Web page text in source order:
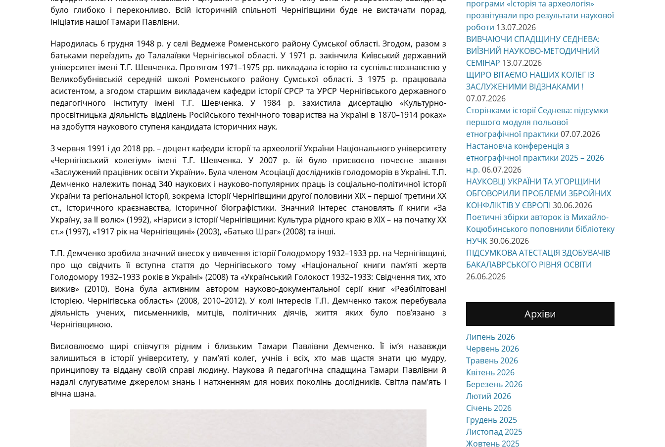
було глибоко і переконливо. Всій історичній спільноті Чернігівщини буде не вистачати порад,
ініціатив нашої Тамари Павлівни.
Народилась 6 грудня 1948 р. у селі Ведмеже Роменського району Сумської області. Згодом, разом з
батьками переїздить до Талалаївки Чернігівської області. У 1971 р. закінчила Київський державний
університет імені Т.Г. Шевченка. Протягом 1971–1975 рр. викладала історію та суспільствознавство у
Великобубнівській середній школі Роменського району Сумської області. З 1975 р. працювала
асистентом, а згодом старшим викладачем кафедри історії СРСР та УРСР Чернігівського державного
педагогічного інституту імені Т.Г. Шевченка. У 1984 р. захистила дисертацію «Культурно-
просвітницька діяльність відділень Російського технічного товариства на Україні в 1870–1914 роках»
на здобуття наукового ступеня кандидата історичних наук.
З червня 1991 і до 2018 рр. – доцент кафедри історії та археології України Національного університету
«Чернігівський колегіум» імені Т.Г. Шевченка. У 2007 р. їй було присвоєно почесне звання
«Заслужений працівник освіти України». Була членом Асоціації дослідників голодоморів в Україні. Т.П.
Демченко належить понад 340 наукових і науково-популярних праць із соціально-політичної історії
України та регіональної історії, зокрема історії Чернігівщини другої половини XIX – першої третини XX
ст., історичного краєзнавства, історичної біографістики. Значний інтерес становлять її книги «За
Україну, за її волю» (1992), «Нариси з історії Чернігівщини: Культура рідного краю в ХІХ – на початку ХХ
ст.» (1997), «1917 рік на Чернігівщині» (2003), «Батько Шраг» (2008) та інші.
Т.П. Демченко зробила значний внесок у вивчення історії Голодомору 1932–1933 рр. на Чернігівщині,
про що свідчить її вступна стаття до Чернігівського тому «Національної книги пам’яті жертв
Голодомору 1932–1933 років в Україні» (2008) та «Український Голокост 1932–1933: Свідчення тих, хто
вижив» (2010). Вона була активним автором науково-документальної серії книг «Реабілітовані
історією. Чернігівська область» (2008, 2010–2012). У колі інтересів Т.П. Демченко також перебувала
діяльність учених, письменників, митців, політичних діячів, життя яких було пов’язано з
Чернігівщиною.
Висловлюємо щирі співчуття рідним і близьким Тамари Павлівни Демченко. Її ім’я назавжди
залишиться в історії університету, у пам’яті колег, учнів і всіх, хто мав щастя знати цю мудру,
принципову та віддану своїй справі людину. Наукова й педагогічна спадщина Тамари Павлівни й
надалі слугуватиме джерелом знань і натхненням для нових поколінь дослідників. Світла пам’ять і
вічна шана.
програми «Історія та археологія»
прозвітували про результати наукової
роботи 13.07.2026
ВИВЧАЮЧИ СПАДЩИНУ СЕДНЕВА:
ВИЇЗНИЙ НАУКОВО-МЕТОДИЧНИЙ
СЕМІНАР 13.07.2026
ЩИРО ВІТАЄМО НАШИХ КОЛЕГ ІЗ
ЗАСЛУЖЕНИМИ ВІДЗНАКАМИ !
07.07.2026
Сторінками історії Седнева: підсумки
першого модуля польової
етнографічної практики 07.07.2026
Настановча конференція з
етнографічної практики 2025 – 2026
н.р. 06.07.2026
НАУКОВЦІ УКРАЇНИ ТА УГОРЩИНИ
ОБГОВОРИЛИ ПРОБЛЕМИ ЗБРОЙНИХ
КОНФЛІКТІВ У ЄВРОПІ 30.06.2026
Поетичні збірки авторок із Михайло-
Коцюбинського поповнили бібліотеку
НУЧК30.06.2026
ПІДСУМКОВА АТЕСТАЦІЯ ЗДОБУВАЧІВ
БАКАЛАВРСЬКОГО РІВНЯ ОСВІТИ
26.06.2026
Архіви
Липень 2026
Червень 2026
Травень 2026
Квітень 2026
Березень 2026
Лютий 2026
Січень 2026
Грудень 2025
Листопад 2025
Жовтень 2025